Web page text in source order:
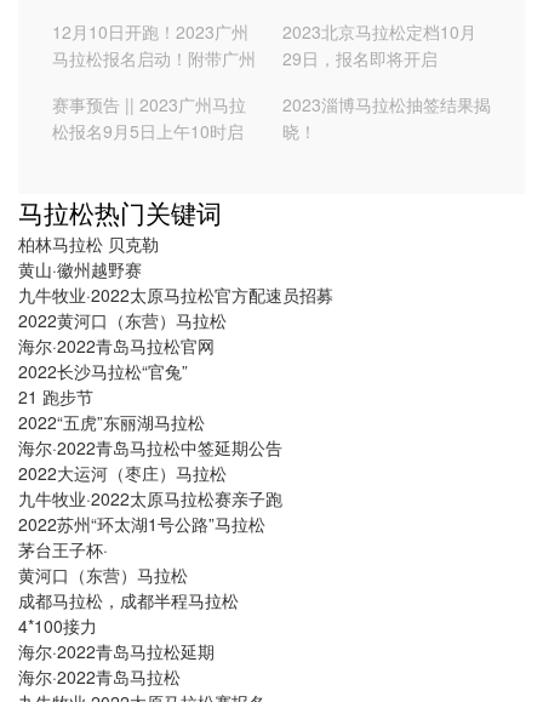
12月10日开跑！2023广州
马拉松报名启动！附带广州
2023北京马拉松定档10月
29日，报名即将开启
赛事预告 || 2023广州马拉
松报名9月5日上午10时启
2023淄博马拉松抽签结果揭
晓！
马拉松热门关键词
柏林马拉松 贝克勒
黄山·徽州越野赛
九牛牧业·2022太原马拉松官方配速员招募
2022黄河口（东营）马拉松
海尔·2022青岛马拉松官网
2022长沙马拉松“官兔”
21 跑步节
2022“五虎”东丽湖马拉松
海尔·2022青岛马拉松中签延期公告
2022大运河（枣庄）马拉松
九牛牧业·2022太原马拉松赛亲子跑
2022苏州“环太湖1号公路”马拉松
茅台王子杯·
黄河口（东营）马拉松
成都马拉松，成都半程马拉松
4*100接力
海尔·2022青岛马拉松延期
海尔·2022青岛马拉松